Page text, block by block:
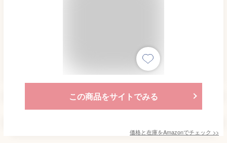
この商品をサイトでみる
価格と在庫をAmazonでチェック >>